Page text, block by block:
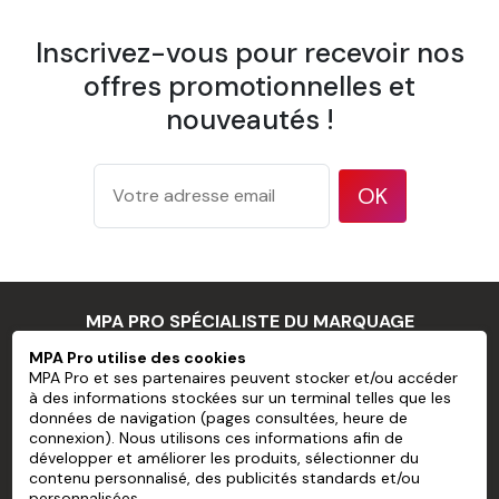
1 spatule à maroufler
1 pulvérisateur
Papier Peint Mural Pré-encollé Sans
PVC personnalisé
à bord
Grammage
175 g/m²
d'après la
méthode
de test
ISO 536
177
Inscrivez-vous pour recevoir nos
offres promotionnelles et
nouveautés !
OK
MPA PRO SPÉCIALISTE DU MARQUAGE
PROFESSIONNEL
MPA PRO
NOS SERVICES
MPA Pro utilise des cookies
MPA Pro et ses partenaires peuvent stocker et/ou accéder
à des informations stockées sur un terminal telles que les
données de navigation (pages consultées, heure de
connexion). Nous utilisons ces informations afin de
développer et améliorer les produits, sélectionner du
contenu personnalisé, des publicités standards et/ou